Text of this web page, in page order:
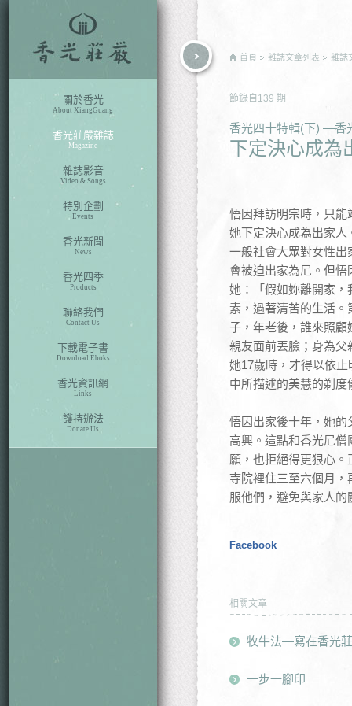
關於香光
About XiangGuang
香光莊嚴雜誌
Magazine
雜誌影音
Video & Songs
特別企劃
Events
香光新聞
News
香光四季
Products
聯絡我們
Contact Us
下載電子書
Download Eboks
香光資訊網
Links
護持辦法
Donate Us
首頁 雜誌文章列表 雜誌
節錄自 139 期
香光四十特輯(下) —香
下定決心成為
悟因拜訪明宗時，只
她下定決心成為出家
一般社會大眾對女性
會被迫出家為尼。但
她：「假如妳離開家
素，過著清苦的生活
子，年老後，誰來照
親友面前丟臉；身為父
她17歲時，才得以依
中所描述的美慧的剃度
悟因出家後十年，她
高興。這點和香光尼
願，也拒絕得更狠心
寺院裡住三至六個月
服他們，避免與家人的
Facebook
相關文章
牧牛法—寫在香光
一步一腳印